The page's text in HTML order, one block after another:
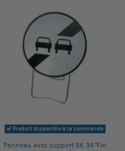
Produit disponible à la commande
Panneau avec support BK 34 "Fin